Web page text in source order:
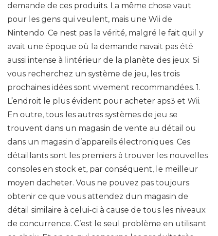
demande de ces produits. La même chose vaut
pour les gens qui veulent, mais une Wii de
Nintendo. Ce nest pas la vérité, malgré le fait quil y
avait une époque où la demande navait pas été
aussi intense à lintérieur de la planète des jeux. Si
vous recherchez un système de jeu, les trois
prochaines idées sont vivement recommandées. 1.
L’endroit le plus évident pour acheter aps3 et Wii.
En outre, tous les autres systèmes de jeu se
trouvent dans un magasin de vente au détail ou
dans un magasin d’appareils électroniques. Ces
détaillants sont les premiers à trouver les nouvelles
consoles en stock et, par conséquent, le meilleur
moyen dacheter. Vous ne pouvez pas toujours
obtenir ce que vous attendez dun magasin de
détail similaire à celui-ci à cause de tous les niveaux
de concurrence. C’est le seul problème en utilisant